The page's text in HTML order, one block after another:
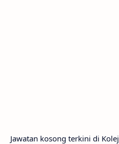
Jawatan kosong terkini di